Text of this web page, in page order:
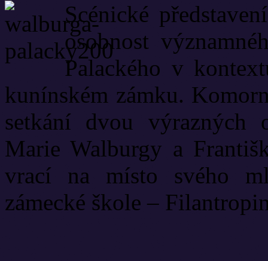
Scénické
osobnost
Palackého v
kunínském zámku.
setkání dvou výrazných
Marie Walburgy a
vrací na místo svého
zámecké škole –